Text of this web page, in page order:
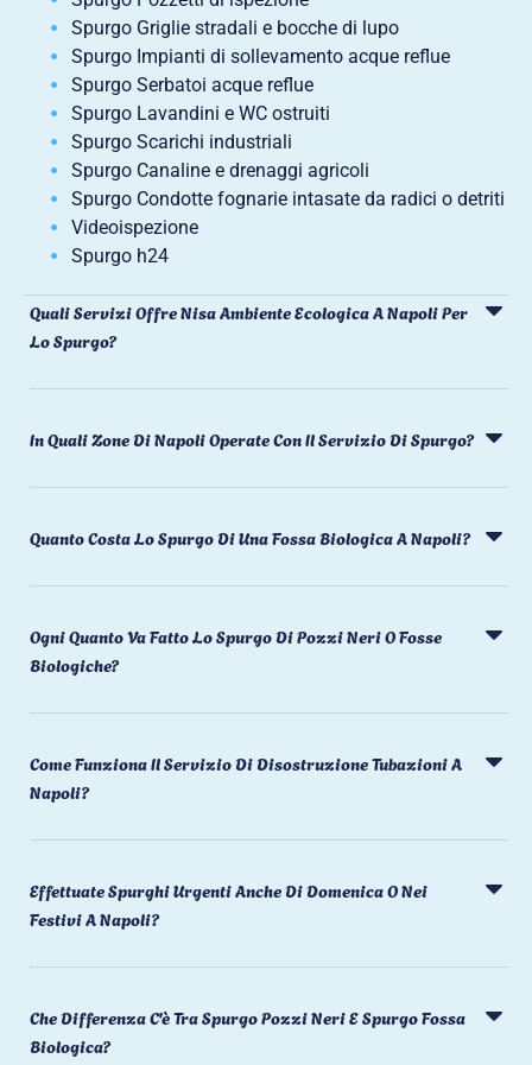
Spurgo Griglie stradali e bocche di lupo
Spurgo Impianti di sollevamento acque reflue
Spurgo Serbatoi acque reflue
Spurgo Lavandini e WC ostruiti
Spurgo Scarichi industriali
Spurgo Canaline e drenaggi agricoli
Spurgo Condotte fognarie intasate da radici o detriti
Videoispezione
Spurgo h24
Quali Servizi Offre Nisa Ambiente Ecologica A Napoli Per
Lo Spurgo?
In Quali Zone Di Napoli Operate Con Il Servizio Di Spurgo?
Quanto Costa Lo Spurgo Di Una Fossa Biologica A Napoli?
Ogni Quanto Va Fatto Lo Spurgo Di Pozzi Neri O Fosse
Biologiche?
Come Funziona Il Servizio Di Disostruzione Tubazioni A
Napoli?
Effettuate Spurghi Urgenti Anche Di Domenica O Nei
Festivi A Napoli?
Che Differenza C'è Tra Spurgo Pozzi Neri E Spurgo Fossa
Biologica?